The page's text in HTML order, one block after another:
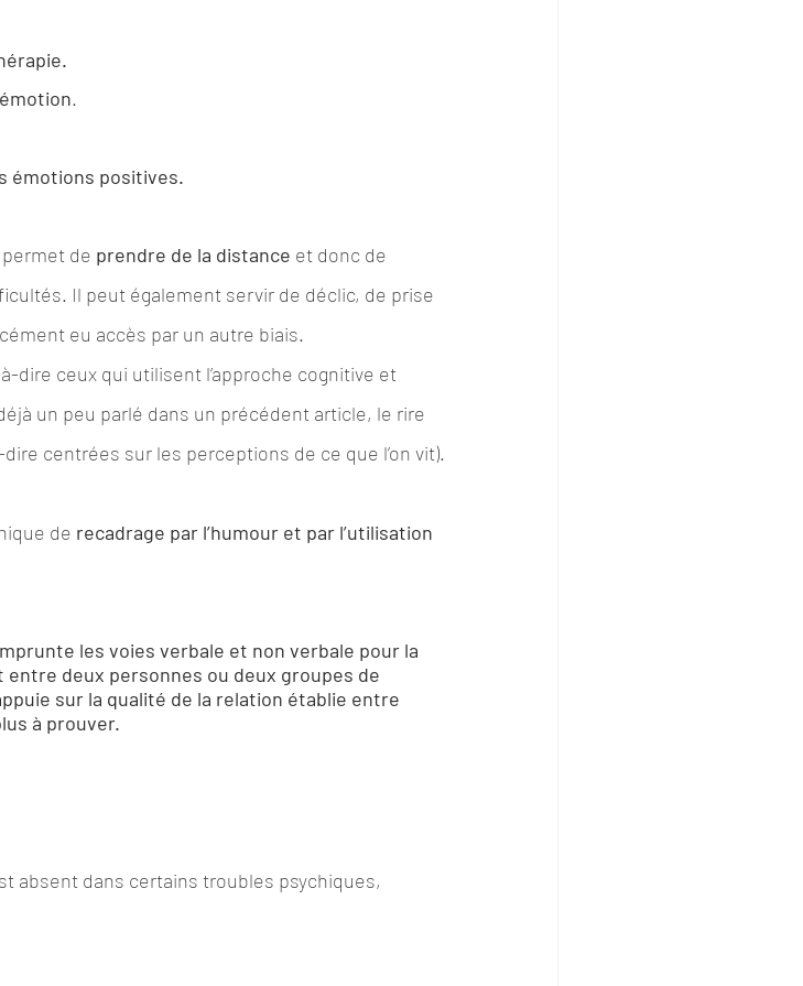
.
émotions positives.
de prendre de la distance et donc de
Il peut également servir de déclic, de prise
eu accès par un autre biais.
dire ceux qui utilisent l’approche cognitive et
un peu parlé dans un précédent article, le rire
centrées sur les perceptions de ce que l’on vit).
de recadrage par l’humour et par l’utilisation
les voies verbale et non verbale pour la
deux personnes ou deux groupes de
sur la qualité de la relation établie entre
à prouver.
absent dans certains troubles psychiques,